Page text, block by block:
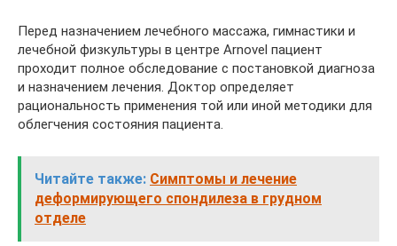
Перед назначением лечебного массажа, гимнастики и
лечебной физкультуры в центре Arnovel пациент
проходит полное обследование с постановкой диагноза
и назначением лечения. Доктор определяет
рациональность применения той или иной методики для
облегчения состояния пациента.
Читайте также: Симптомы и лечение
деформирующего спондилеза в грудном
отделе